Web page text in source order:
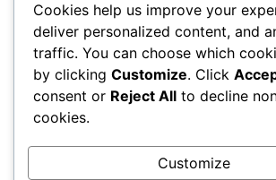
concrètes aux questions
Inflation artificielle des
performance (popularité,
système privilégiera la
Cookies help us improve your
deliver personalized content, and
traffic. You can choose which
by clicking Customize. Click
consent or Reject All to decline
cookies.
Customize